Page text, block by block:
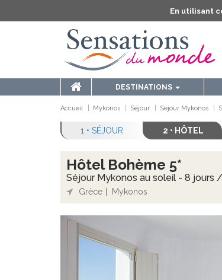
En utilisant
DESTINATIONS
Accueil Mykonos Séjour Séjour Mykonos
1 • SÉJOUR 2 • HÔTEL
Hôtel Bohème 5*
Séjour Mykonos au soleil - 8 jours
Grèce Mykonos